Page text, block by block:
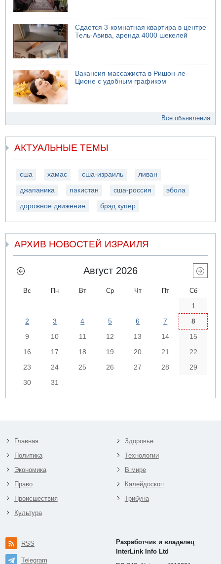
Сдается 3-комнатная квартира в центре
Тель-Авива, аренда 4000 шекелей
Вакансия массажиста в Ришон-ле-
Ционе с удобным графиком
Все объявления
АКТУАЛЬНЫЕ ТЕМЫ
сша хамас сша-израиль ливан
джапаника пакистан сша-россия эбола
дорожное движение брэд купер
АРХИВ НОВОСТЕЙ ИЗРАИЛЯ
Август 2026
Вс Пн Вт Ср Чт Пт Сб
1
2
3 4 5 6 7
8
9
10 11 12 13 14
15
16
17 18 19 20 21
22
23
24 25 26 27 28
29
30
31
Главная
Политика
Экономика
Право
Происшествия
Культура
Здоровье
Технологии
В мире
Калейдоскоп
Трибуна
RSS
Telegram
Разработчик и владелец
InterLink Info Ltd